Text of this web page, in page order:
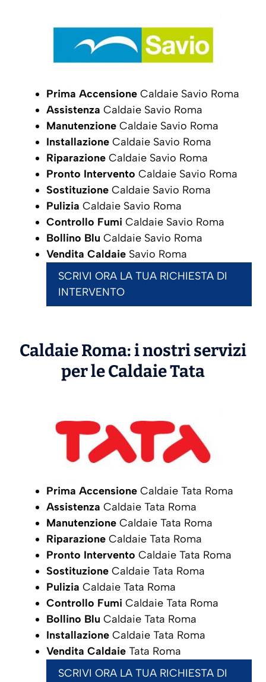
Prima Accensione Caldaie Savio Roma
Assistenza Caldaie Savio Roma
Manutenzione Caldaie Savio Roma
Installazione Caldaie Savio Roma
Riparazione Caldaie Savio Roma
Pronto Intervento Caldaie Savio Roma
Sostituzione Caldaie Savio Roma
Pulizia Caldaie Savio Roma
Controllo Fumi Caldaie Savio Roma
Bollino Blu Caldaie Savio Roma
Vendita Caldaie Savio Roma
SCRIVI ORA LA TUA RICHIESTA DI
INTERVENTO
Caldaie Roma: i nostri servizi
per le CaldaieTata
Prima Accensione Caldaie Tata Roma
Assistenza Caldaie Tata Roma
Manutenzione Caldaie Tata Roma
Riparazione Caldaie Tata Roma
Pronto Intervento Caldaie Tata Roma
Sostituzione Caldaie Tata Roma
Pulizia Caldaie Tata Roma
Controllo Fumi Caldaie Tata Roma
Bollino Blu Caldaie Tata Roma
Installazione Caldaie Tata Roma
Vendita Caldaie Tata Roma
SCRIVI ORA LA TUA RICHIESTA DI